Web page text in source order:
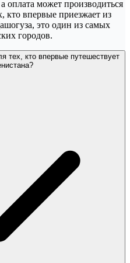
оплата может производиться
кто впервые приезжает из
это один из самых
городов.
тех, кто впервые путешествует